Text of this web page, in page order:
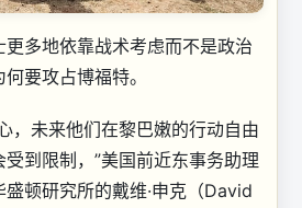
多地依靠战术考虑而不是政治
要攻占博福特。
，未来他们在黎巴嫩的行动自由
受到限制，”美国前近东事务助理
顿研究所的戴维·申克（David